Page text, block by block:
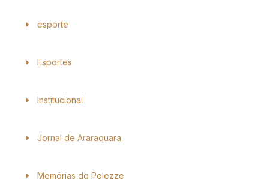
esporte
Esportes
Institucional
Jornal de Araraquara
Memórias do Polezze